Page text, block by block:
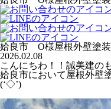
姶良市 O様屋根外壁塗
2026.02.08
こんにちわ！！誠美建の
姶良市において屋根外壁
(‘◇’)ゞ